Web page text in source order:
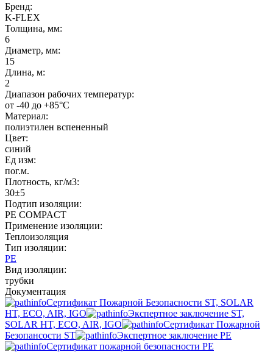
Бренд:
K-FLEX
Толщина, мм:
6
Диаметр, мм:
15
Длина, м:
2
Диапазон рабочих температур:
от -40 до +85°C
Материал:
полиэтилен вспененный
Цвет:
синий
Ед изм:
пог.м.
Плотность, кг/м3:
30±5
Подтип изоляции:
PE COMPACT
Применение изоляции:
Теплоизоляция
Тип изоляции:
PE
Вид изоляции:
трубки
Документация
Сертификат Пожарной Безопасности ST, SOLAR
HT, ECO, AIR, IGO
Экспертное заключение ST,
SOLAR HT, ECO, AIR, IGO
Сертификат Пожарной
Безопансости ST
Экспертное заключение PE
Сертификат пожарной безопасности PE